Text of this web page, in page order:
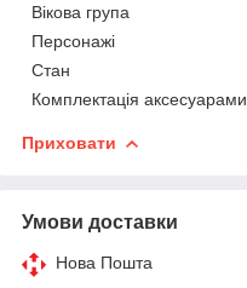
Вікова група
Персонажі
Стан
Комплектація аксесуарами
Приховати
Умови доставки
Нова Пошта